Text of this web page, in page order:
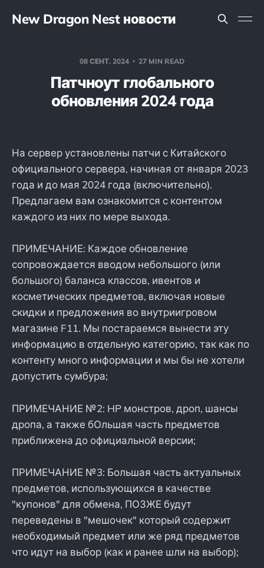
New Dragon Nest новости
08 СЕНТ. 2024 27 MIN READ
Патчноут глобального
обновления 2024 года
На сервер установлены патчи с Китайского
официального сервера, начиная от января 2023
года и до мая 2024 года (включительно).
Предлагаем вам ознакомится с контентом
каждого из них по мере выхода.
ПРИМЕЧАНИЕ: Каждое обновление
сопровождается вводом небольшого (или
большого) баланса классов, ивентов и
косметических предметов, включая новые
скидки и предложения во внутриигровом
магазине F11. Мы постараемся вынести эту
информацию в отдельную категорию, так как по
контенту много информации и мы бы не хотели
допустить сумбура;
ПРИМЕЧАНИЕ №2: HP монстров, дроп, шансы
дропа, а также бОльшая часть предметов
приближена до официальной версии;
ПРИМЕЧАНИЕ №3: Большая часть актуальных
предметов, использующихся в качестве
"купонов" для обмена, ПОЗЖЕ будут
переведены в "мешочек" который содержит
необходимый предмет или же ряд предметов
что идут на выбор (как и ранее шли на выбор);